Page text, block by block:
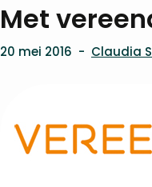
Met
20 mei 2016 - Claudia